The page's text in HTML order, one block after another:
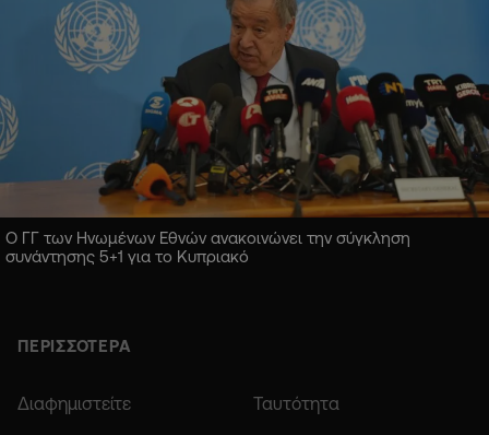
Ο ΓΓ των Ηνωμένων Εθνών ανακοινώνει την σύγκληση
συνάντησης 5+1 για το Κυπριακό
ΠΕΡΙΣΣΟΤΕΡΑ
Διαφημιστείτε Ταυτότητα